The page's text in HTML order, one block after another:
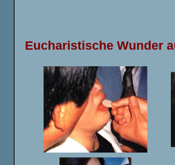
Eucharistische Wunder